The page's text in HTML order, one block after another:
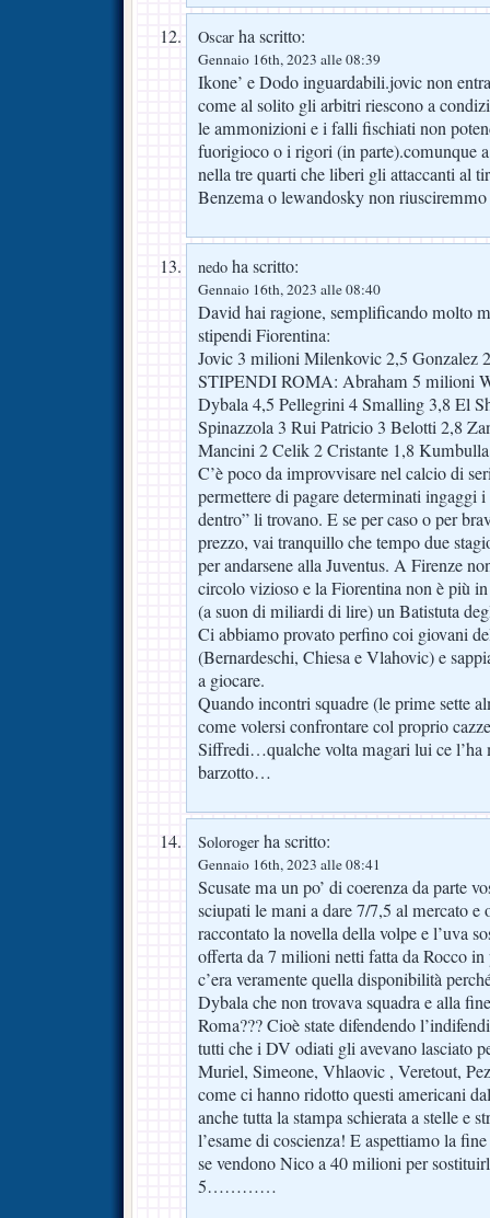
Oscar ha scritto:
Gennaio 16th, 2023 alle 08:39
Ikone’ e Dodo inguardabili.jovic non
come al solito gli arbitri riescono a
le ammonizioni e i falli fischiati non
fuorigioco o i rigori (in parte).comunque
nella tre quarti che liberi gli attaccanti al
Benzema o lewandosky non
nedo ha scritto:
Gennaio 16th, 2023 alle 08:40
David hai ragione, semplificando molto
stipendi Fiorentina:
Jovic 3 milioni Milenkovic 2,5 Gonzalez
STIPENDI ROMA: Abraham 5 milioni
Dybala 4,5 Pellegrini 4 Smalling 3,8 El
Spinazzola 3 Rui Patricio 3 Belotti 2,8
Mancini 2 Celik 2 Cristante 1,8
C’è poco da improvvisare nel calcio di
permettere di pagare determinati ingaggi
dentro” li trovano. E se per caso o per
prezzo, vai tranquillo che tempo due
per andarsene alla Juventus. A Firenze
circolo vizioso e la Fiorentina non è più
(a suon di miliardi di lire) un Batistuta
Ci abbiamo provato perfino coi giovani
(Bernardeschi, Chiesa e Vlahovic) e
a giocare.
Quando incontri squadre (le prime sette
come volersi confrontare col proprio
Siffredi…qualche volta magari lui ce l’ha
barzotto…
Soloroger ha scritto:
Gennaio 16th, 2023 alle 08:41
Scusate ma un po’ di coerenza da parte
sciupati le mani a dare 7/7,5 al mercato e
raccontato la novella della volpe e l’uva
offerta da 7 milioni netti fatta da Rocco
c’era veramente quella disponibilità
Dybala che non trovava squadra e alla
Roma??? Cioè state difendendo
tutti che i DV odiati gli avevano lasciato
Muriel, Simeone, Vhlaovic , Veretout,
come ci hanno ridotto questi americani
anche tutta la stampa schierata a stelle e
l’esame di coscienza! E aspettiamo la
se vendono Nico a 40 milioni per
5…………